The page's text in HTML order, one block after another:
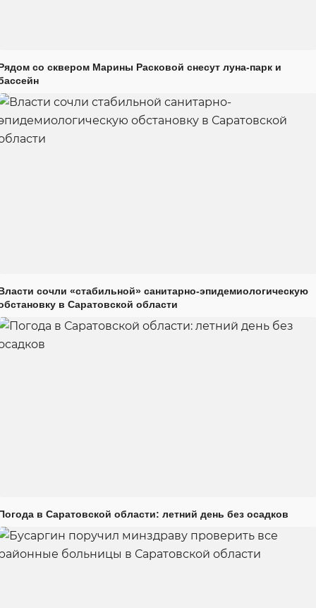
со сквером Марины Расковой снесут луна-парк и
сочли «стабильной» санитарно-эпидемиологическую
в Саратовской области
в Саратовской области: летний день без осадков